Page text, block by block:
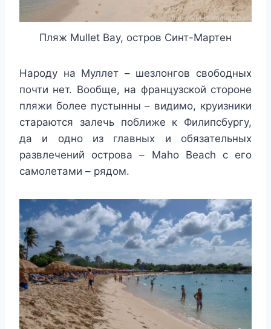
Пляж Mullet Bay, остров Синт-Мартен
Народу на Муллет – шезлонгов свободных
почти нет. Вообще, на французской стороне
пляжи более пустынны – видимо, круизники
стараются залечь поближе к Филипсбургу,
да и одно из главных и обязательных
развлечений острова – Maho Beach с его
самолетами – рядом.